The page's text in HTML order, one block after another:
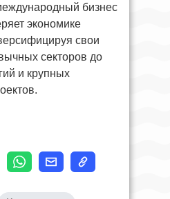
бизнес
экономике
свои
секторов до
и крупных